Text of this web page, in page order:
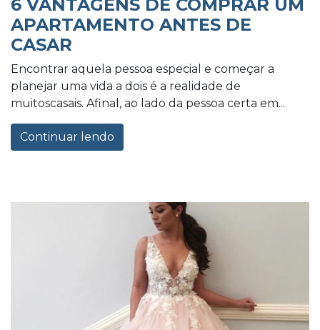
6 VANTAGENS DE COMPRAR UM
APARTAMENTO ANTES DE
CASAR
Encontrar aquela pessoa especial e começar a
planejar uma vida a dois é a realidade de
muitoscasais. Afinal, ao lado da pessoa certa em...
Continuar lendo